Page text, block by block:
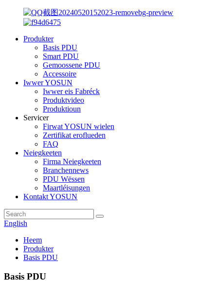
Produkter
Basis PDU
Smart PDU
Gemoossene PDU
Accessoire
Iwwer YOSUN
Iwwer eis Fabréck
Produktvideo
Produktioun
Servicer
Firwat YOSUN wielen
Zertifikat eroflueden
FAQ
Neiegkeeten
Firma Neiegkeeten
Branchennews
PDU Wëssen
Maartléisungen
Kontakt YOSUN
English
Heem
Produkter
Basis PDU
Basis PDU